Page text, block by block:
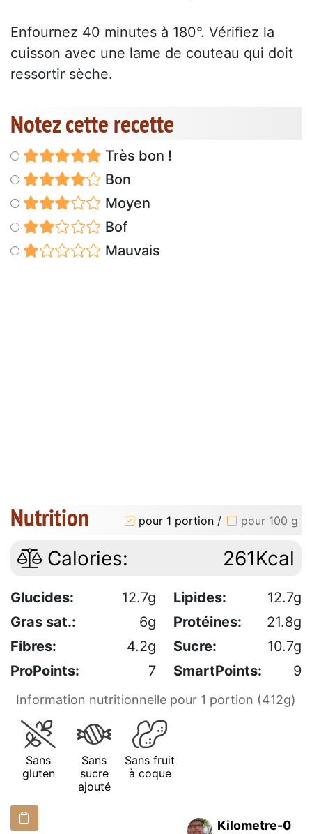
Enfournez 40 minutes à 180°. Vérifiez la
cuisson avec une lame de couteau qui doit
ressortir sèche.
Notez cette recette
Très bon !
Bon
Moyen
Bof
Mauvais
Nutrition pour 1 portion / pour 100 g
Calories: 261Kcal
Glucides: 12.7g Lipides:
12.7g
Gras sat.:
6g Protéines:
21.8g
Fibres:
4.2g Sucre:
10.7g
ProPoints:
7 SmartPoints: 9
Information nutritionnelle pour 1 portion (412g)
Sans
gluten
Sans
sucre
ajouté
Sans fruit
à coque
Kilometre-0